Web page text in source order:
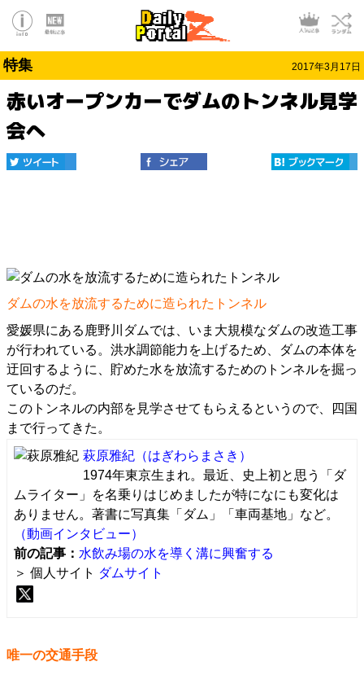
特集 2017年3月17日
赤いオープンカーでダムのトンネル見学
会へ
ダムの水を放流するために造られたトンネル
愛媛県にある鹿野川ダムでは、いま大規模なダムの改造工事
が行われている。洪水調節能力を上げるため、ダムの本体を
迂回するように、貯めた水を放流するためのトンネルを掘っ
ているのだ。
このトンネルの内部を見学させてもらえるというので、四国
まで行ってきた。
萩原雅紀 （はぎわらまさき）
1974年東京生まれ。最近、史上初と思う「ダ
ムライター」を名乗りはじめましたが特になにも変化は
ありません。著書に写真集「ダム」「車両基地」など。
（動画インタビュー）
前の記事： 水飲み場の水を導く溝に興奮する
＞ 個人サイト ダムサイト
唯一の交通手段